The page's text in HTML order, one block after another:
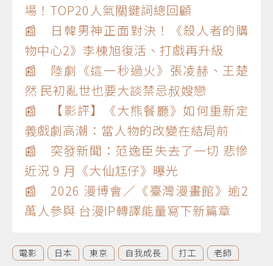
場！TOP20人氣關鍵詞總回顧
📰 日韓男神正面對決！《殺人者的購
物中心2》李棟旭復活、打戲再升級
📰 陸劇《這一秒過火》張凌赫、王楚
然 民初亂世也要大談禁忌叔嫂戀
📰 【影評】《大熊餐廳》如何重新定
義戲劇高潮：當人物的改變在結局前
📰 突發新聞：范逸臣失去了一切 悲慘
近況 9 月《大仙尪仔》曝光
📰 2026 漫博會／《臺灣漫畫館》逾2
萬人參與 台漫IP轉譯能量寫下新篇章
電影 日本 東京 自我成長 打工 老師